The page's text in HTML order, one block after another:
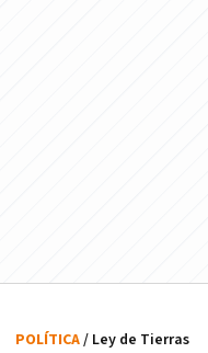
POLÍTICA/ Ley de Tierras